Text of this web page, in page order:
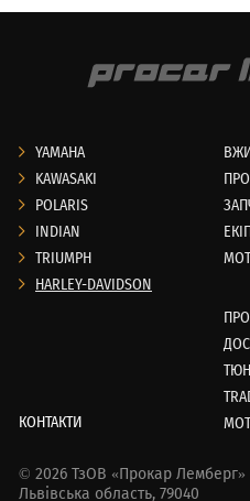
YAMAHA
KAWASAKI
POLARIS
INDIAN
TRIUMPH
HARLEY-DAVIDSON
КОНТАКТИ
© 2026 ТзОВ «Прокар Лемберг»
Львівська область, 79040